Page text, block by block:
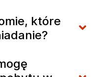
które